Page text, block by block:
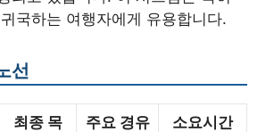
국하는 여행자에게 유용합니다.
선
최종 목
주요 경유
소요시간